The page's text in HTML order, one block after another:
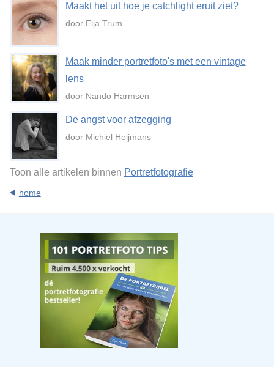
Maakt het uit hoe je catchlight eruit ziet?
door Elja Trum
Maak minder portretfoto's met een vintage
lens
door Nando Harmsen
De angst voor afzegging
door Michiel Heijmans
Toon alle artikelen binnen Portretfotografie
home